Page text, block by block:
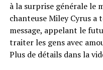
à la surprise générale le
chanteuse Miley Cyrus a
message, appelant le
traiter les gens avec
Plus de détails dans la